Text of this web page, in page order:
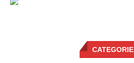
CATEGORIE